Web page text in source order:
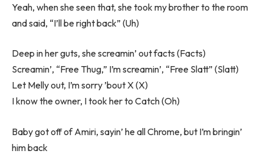
Yeah, when she seen that, she took my brother to the room
and said, “I’ll be right back” (Uh)
Deep in her guts, she screamin’ out facts (Facts)
Screamin’, “Free Thug,” I’m screamin’, “Free Slatt” (Slatt)
Let Melly out, I’m sorry ’bout X (X)
I know the owner, I took her to Catch (Oh)
Baby got off of Amiri, sayin’ he all Chrome, but I’m bringin’
him back